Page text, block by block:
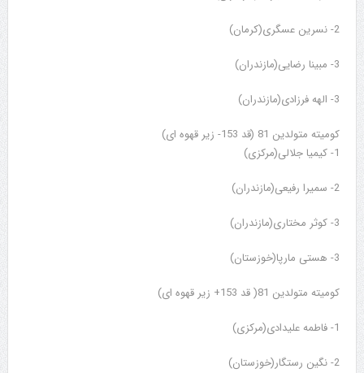
2- نسرین عسگری(کرمان)
3- مبینا رضایی(مازندران)
3- الهه فرزادی(مازندران)
کومیته متولدین 81 (قد 153- زیر قهوه ای)
1- کیمیا جلالی(مرکزی)
2- سمیرا رفیعی(مازندران)
3- کوثر مختاری(مازندران)
3- هستی مارپا(خوزستان)
کومیته متولدین 81( قد 153+ زیر قهوه ای)
1- فاطمه علیدادی(مرکزی)
2- نگین رستگار(خوزستان)